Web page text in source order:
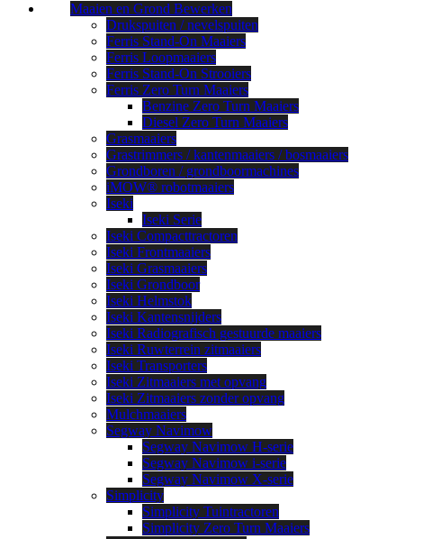
Maaien en Grond Bewerken
Drukspuiten / nevelspuiten
Ferris Stand-On Maaiers
Ferris Loopmaaiers
Ferris Stand-On Strooiers
Ferris Zero Turn Maaiers
Benzine Zero Turn Maaiers
Diesel Zero Turn Maaiers
Grasmaaiers
Grastrimmers / kantenmaaiers / bosmaaiers
Grondboren / grondboormachines
iMOW® robotmaaiers
Iseki
Iseki Serie
Iseki Compacttractoren
Iseki Frontmaaiers
Iseki Grasmaaiers
Iseki Grondboor
Iseki Helmstok
Iseki Kantensnijders
Iseki Radiografisch gestuurde maaiers
Iseki Ruwterrein zitmaaiers
Iseki Transporters
Iseki Zitmaaiers met opvang
Iseki Zitmaaiers zonder opvang
Mulchmaaiers
Segway Navimow
Segway Navimow H-serie
Segway Navimow i-serie
Segway Navimow X-serie
Simplicity
Simplicity Tuintractoren
Simplicity Zero Turn Maaiers